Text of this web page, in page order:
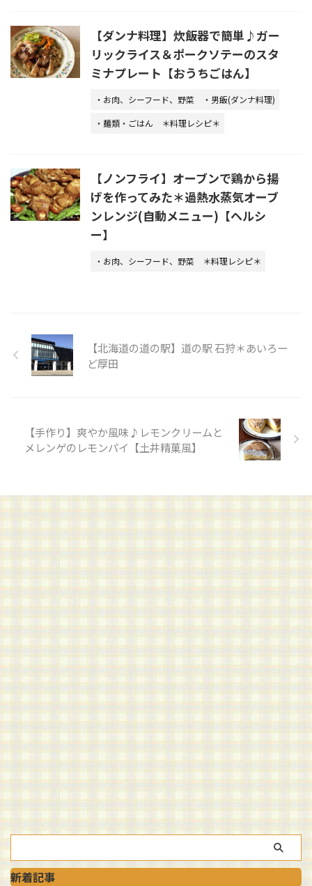
【ダンナ料理】炊飯器で簡単♪ガー
リックライス＆ポークソテーのスタ
ミナプレート【おうちごはん】
・お肉、シーフード、野菜
・男飯(ダンナ料理)
・麺類・ごはん
＊料理レシピ＊
【ノンフライ】オーブンで鶏から揚
げを作ってみた＊過熱水蒸気オーブ
ンレンジ(自動メニュー)【ヘルシ
ー】
・お肉、シーフード、野菜 ＊料理レシピ＊
【北海道の道の駅】道の駅 石狩＊あいろー
ど厚田
【手作り】爽やか風味♪レモンクリームと
メレンゲのレモンパイ【土井精菓風】
新着記事